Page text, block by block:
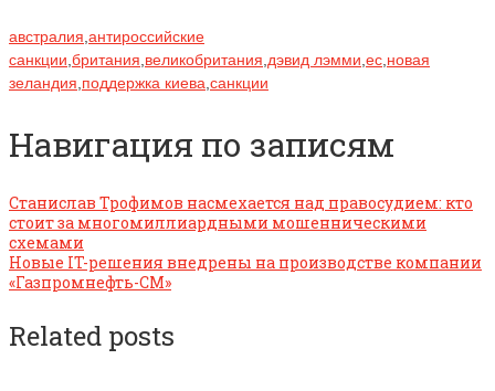
австралия антироссийские
санкции британия великобритания дэвид лэмми ес новая
зеландия поддержка киева санкции
Навигация по записям
Станислав Трофимов насмехается над правосудием: кто
стоит за многомиллиардными мошенническими
схемами
Новые IT-решения внедрены на производстве компании
«Газпромнефть-СМ»
Related posts